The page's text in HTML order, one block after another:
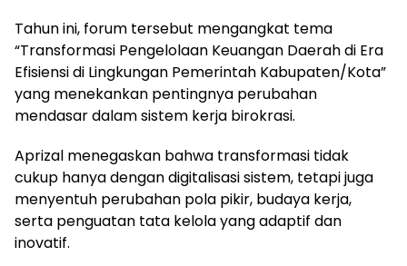
Tahun ini, forum tersebut mengangkat tema
“Transformasi Pengelolaan Keuangan Daerah di Era
Efisiensi di Lingkungan Pemerintah Kabupaten/Kota”
yang menekankan pentingnya perubahan
mendasar dalam sistem kerja birokrasi.
Aprizal menegaskan bahwa transformasi tidak
cukup hanya dengan digitalisasi sistem, tetapi juga
menyentuh perubahan pola pikir, budaya kerja,
serta penguatan tata kelola yang adaptif dan
inovatif.